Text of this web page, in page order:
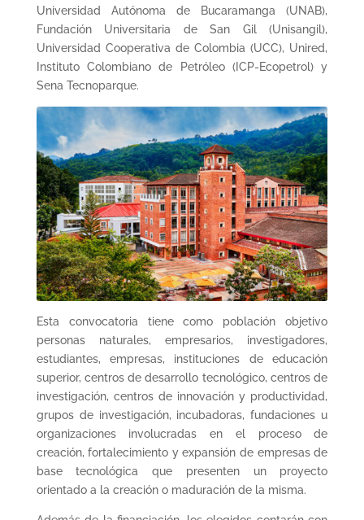
Universidad Autónoma de Bucaramanga (UNAB),
Fundación Universitaria de San Gil (Unisangil),
Universidad Cooperativa de Colombia (UCC), Unired,
Instituto Colombiano de Petróleo (ICP-Ecopetrol) y
Sena Tecnoparque.
Esta convocatoria tiene como población objetivo
personas naturales, empresarios, investigadores,
estudiantes, empresas, instituciones de educación
superior, centros de desarrollo tecnológico, centros de
investigación, centros de innovación y productividad,
grupos de investigación, incubadoras, fundaciones u
organizaciones involucradas en el proceso de
creación, fortalecimiento y expansión de empresas de
base tecnológica que presenten un proyecto
orientado a la creación o maduración de la misma.